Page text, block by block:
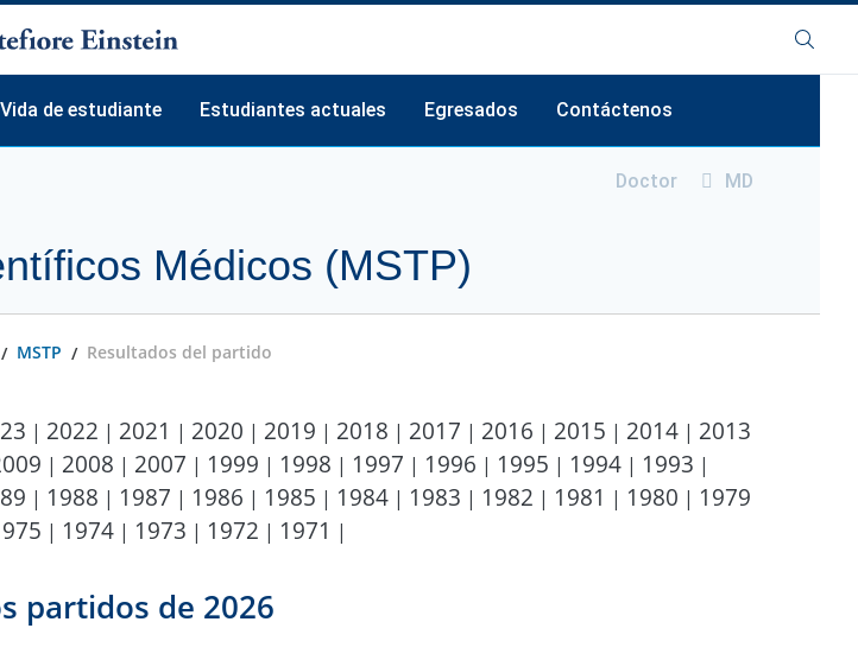
Buscar
interdisciplinarios
Vida de estudiante
Alojamiento
Vecindario
Estudiantes actuales
Resultados del partido
Egresados Contáctenos
Doctor MD
Médicos (MSTP)
MSTP Resultados del partido
| 2022 | 2021 | 2020 | 2019 | 2018 | 2017 | 2016 | 2015 | 2014 | 2013
| 2008 | 2007 | 1999 | 1998 | 1997 | 1996 | 1995 | 1994 | 1993 |
| 1988 | 1987 | 1986 | 1985 | 1984 | 1983 | 1982 | 1981 | 1980 | 1979
| 1974 | 1973 | 1972 | 1971 |
partidos de 2026